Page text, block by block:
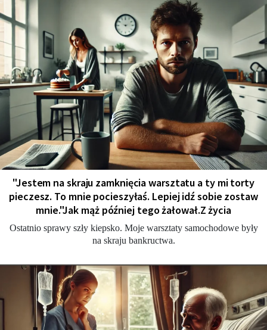
"Jestem na skraju zamknięcia warsztatu a ty mi torty
pieczesz. To mnie pocieszyłaś. Lepiej idź sobie zostaw
mnie."Jak mąż później tego żałował.Z życia
Ostatnio sprawy szły kiepsko. Moje warsztaty samochodowe były
na skraju bankructwa.